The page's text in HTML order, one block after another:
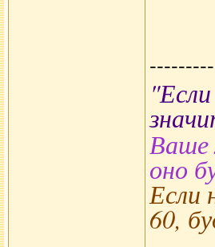
Ваше
оно
Если
60,